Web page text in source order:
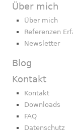
Über mich
Über mich
Referenzen
Newsletter
Blog
Kontakt
Kontakt
Downloads
FAQ
Datenschutz